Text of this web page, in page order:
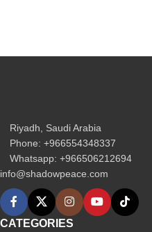
Riyadh, Saudi Arabia
Phone: +966554348337
Whatsapp: +966506212694‬
info@shadowpeace.com
CATEGORIES